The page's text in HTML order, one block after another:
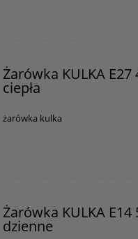
Żarówka KULKA E27
ciepła
żarówka kulka
Żarówka KULKA E14
dzienne